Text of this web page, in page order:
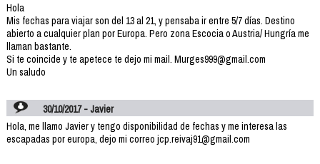
Hola
Mis fechas para viajar son del 13 al 21, y pensaba ir entre 5/7 días. Destino
abierto a cualquier plan por Europa. Pero zona Escocia o Austria/ Hungría me
llaman bastante.
Si te coincide y te apetece te dejo mi mail. Murges999@gmail.com
Un saludo
30/10/2017 - Javier
Hola, me llamo Javier y tengo disponibilidad de fechas y me interesa las
escapadas por europa, dejo mi correo jcp.reivaj91@gmail.com